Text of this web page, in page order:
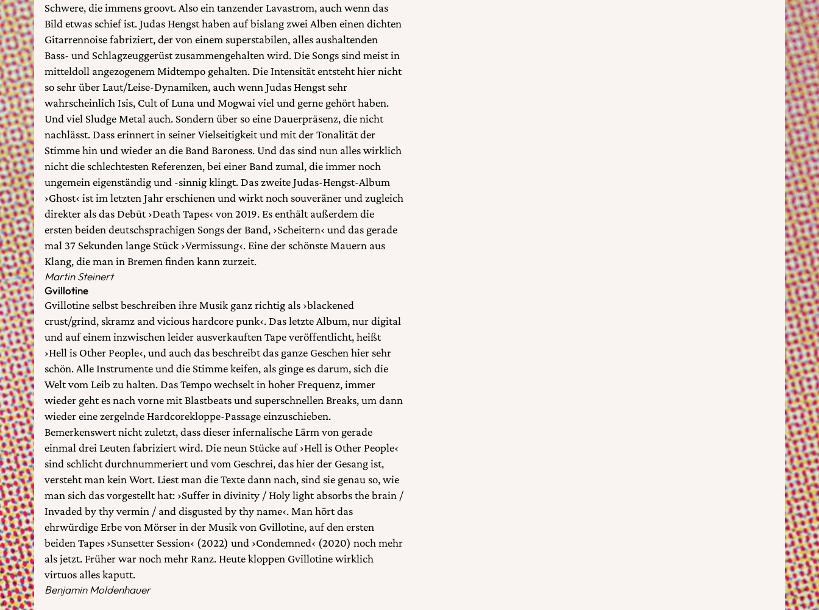
Schwere, die immens groovt. Also ein tanzender Lavastrom, auch wenn das
Bild etwas schief ist. Judas Hengst haben auf bislang zwei Alben einen dichten
Gitarrennoise fabriziert, der von einem superstabilen, alles aushaltenden
Bass- und Schlagzeuggerüst zusammengehalten wird. Die Songs sind meist in
mitteldoll angezogenem Midtempo gehalten. Die Intensität entsteht hier nicht
so sehr über Laut/Leise-Dynamiken, auch wenn Judas Hengst sehr
wahrscheinlich Isis, Cult of Luna und Mogwai viel und gerne gehört haben.
Und viel Sludge Metal auch. Sondern über so eine Dauerpräsenz, die nicht
nachlässt. Dass erinnert in seiner Vielseitigkeit und mit der Tonalität der
Stimme hin und wieder an die Band Baroness. Und das sind nun alles wirklich
nicht die schlechtesten Referenzen, bei einer Band zumal, die immer noch
ungemein eigenständig und -sinnig klingt. Das zweite Judas-Hengst-Album
›Ghost‹ ist im letzten Jahr erschienen und wirkt noch souveräner und zugleich
direkter als das Debüt ›Death Tapes‹ von 2019. Es enthält außerdem die
ersten beiden deutschsprachigen Songs der Band, ›Scheitern‹ und das gerade
mal 37 Sekunden lange Stück ›Vermissung‹. Eine der schönste Mauern aus
Klang, die man in Bremen finden kann zurzeit.
Martin Steinert
Gvillotine
Gvillotine selbst beschreiben ihre Musik ganz richtig als ›blackened
crust/grind, skramz and vicious hardcore punk‹. Das letzte Album, nur digital
und auf einem inzwischen leider ausverkauften Tape veröffentlicht, heißt
›Hell is Other People‹, und auch das beschreibt das ganze Geschen hier sehr
schön. Alle Instrumente und die Stimme keifen, als ginge es darum, sich die
Welt vom Leib zu halten. Das Tempo wechselt in hoher Frequenz, immer
wieder geht es nach vorne mit Blastbeats und superschnellen Breaks, um dann
wieder eine zergelnde Hardcorekloppe-Passage einzuschieben.
Bemerkenswert nicht zuletzt, dass dieser infernalische Lärm von gerade
einmal drei Leuten fabriziert wird. Die neun Stücke auf ›Hell is Other People‹
sind schlicht durchnummeriert und vom Geschrei, das hier der Gesang ist,
versteht man kein Wort. Liest man die Texte dann nach, sind sie genau so, wie
man sich das vorgestellt hat: ›Suffer in divinity / Holy light absorbs the brain /
Invaded by thy vermin / and disgusted by thy name‹. Man hört das
ehrwürdige Erbe von Mörser in der Musik von Gvillotine, auf den ersten
beiden Tapes ›Sunsetter Session‹ (2022) und ›Condemned‹ (2020) noch mehr
als jetzt. Früher war noch mehr Ranz. Heute kloppen Gvillotine wirklich
virtuos alles kaputt.
Benjamin Moldenhauer